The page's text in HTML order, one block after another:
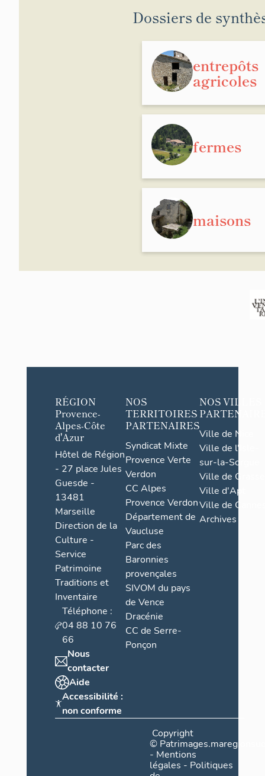
Avant la
fit persister
1704, une
dernières
de
Malgré tout,
dans le
quatre
le cahier de
montagnes
pente et on
fréquents
pluviales.
ni olivier
produit pas
des
travail de
seigneur. »
que les
En 1845, un
des
Dossiers de
entrepôts
agricoles
fermes
maisons
RÉGION
Provence-
Alpes-Côte
d'Azur
Hôtel de Région
- 27 place Jules
Guesde -
13481
Marseille
Direction de la
Culture -
Service
Patrimoine
Traditions et
Inventaire
Téléphone :
04 88 10 76
66
Nous
contacter
Aide
Accessibilité :
non conforme
NOS
TERRITOIRES
PARTENAIRES
Syndicat Mixte
Provence Verte
Verdon
CC Alpes
Provence Verdon
Département de
Vaucluse
Parc des
Baronnies
provençales
SIVOM du pays
de Vence
Dracénie
CC de Serre-
Ponçon
NOS VILLES
Ville de Nice
Ville de l'Isle-
sur-la-Sorgue
Ville de Grasse
Ville d'Apt
Ville de
Archives
Copyright
©
- Mentions
légales - Politiques